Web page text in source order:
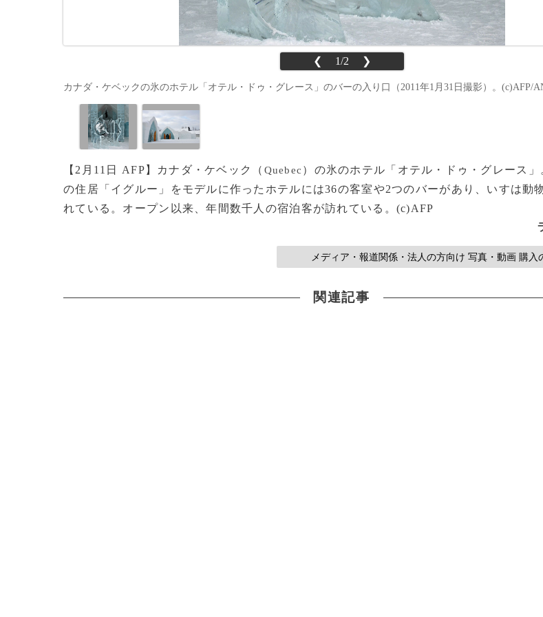
❮ 1/2 ❯
カナダ・ケベックの氷のホテル「オテル・ドゥ・グレース」のバーの入り口（2011年1月31日撮影）。(c)AFP/
【2月11日 AFP】カナダ・ケベック（ Quebec ）の氷のホテル「オテル・ドゥ・グレース」
の住居「イグルー」をモデルに作ったホテルには36の客室や2つのバーがあり、いすは動
れている。オープン以来、年間数千人の宿泊客が訪れている。(c)AFP
メディア・報道関係・法人の方向け 写真・動画 購入
関連記事